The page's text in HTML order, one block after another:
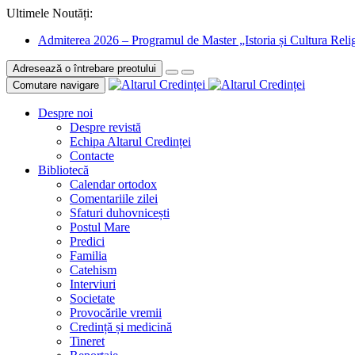
Ultimele Noutăți:
Admiterea 2026 – Programul de Master „Istoria și Cultura
Adresează o întrebare preotului
Comutare navigare
Despre noi
Despre revistă
Echipa Altarul Credinței
Contacte
Bibliotecă
Calendar ortodox
Comentariile zilei
Sfaturi duhovnicești
Postul Mare
Predici
Familia
Catehism
Interviuri
Societate
Provocările vremii
Credință și medicină
Tineret